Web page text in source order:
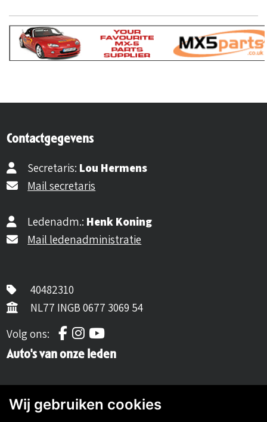
Contactgegevens
Secretaris: Lou Hermens
Mail secretaris
Ledenadm.: Henk Koning
Mail ledenadministratie
40482310
NL77 INGB 0677 3069 54
Volg ons:
Volg ons op Facebook
Volg ons op Instagram
Volg ons op YouTube
Auto's van onze leden
Wij gebruiken cookies